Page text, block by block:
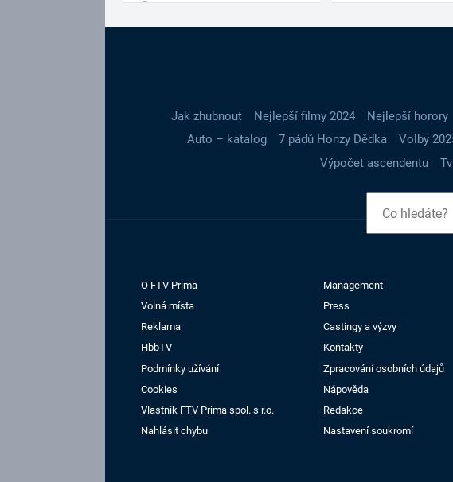
Jak zhubnout Nejlepší filmy 2024 Nejlepší horory
Auto – katalog
7 pádů Honzy Dědka Volby
Výpočet ascendentu
O FTV Prima
Management
Volná místa
Press
Reklama
Castingy a výzvy
HbbTV
Kontakty
Podmínky užívání
Zpracování osobních údajů
Cookies
Nápověda
Vlastník FTV Prima spol. s r.o.
Redakce
Nahlásit chybu
Nastavení soukromí